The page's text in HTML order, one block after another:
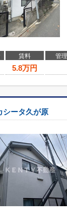
賃料 管
5.8万円
シータ久が原